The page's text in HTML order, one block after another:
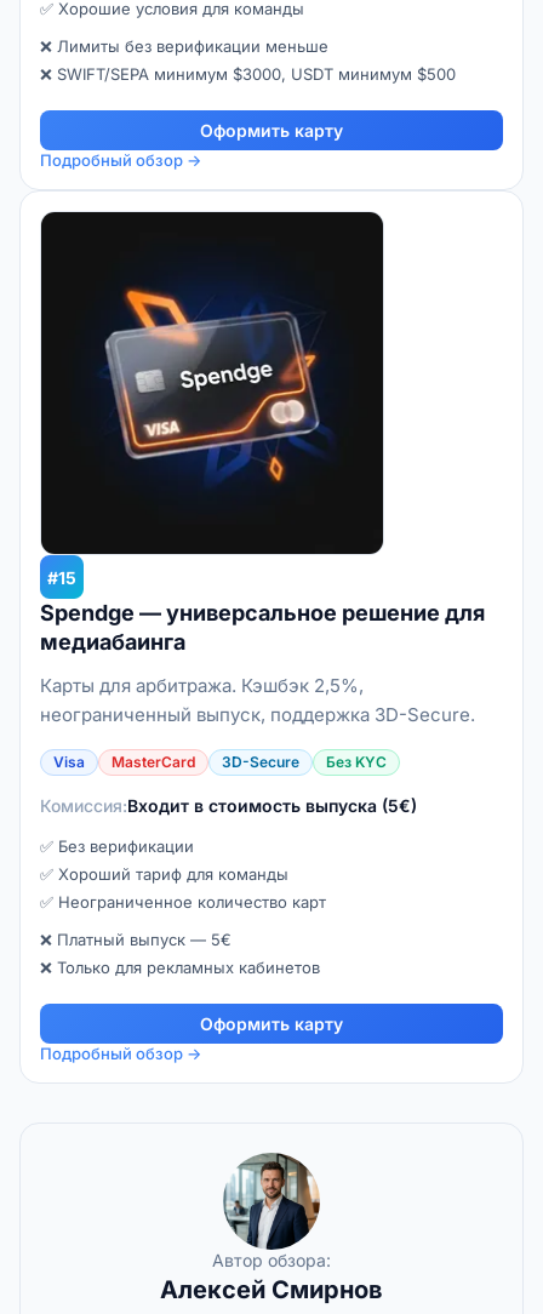
✅ Хорошие условия для команды
❌ Лимиты без верификации меньше
❌ SWIFT/SEPA минимум $3000, USDT минимум $500
Оформить карту
Подробный обзор →
#15
Spendge — универсальное решение для
медиабаинга
Карты для арбитража. Кэшбэк 2,5%,
неограниченный выпуск, поддержка 3D-Secure.
Visa MasterCard 3D-Secure Без KYC
Комиссия:Входит в стоимость выпуска (5€)
✅ Без верификации
✅ Хороший тариф для команды
✅ Неограниченное количество карт
❌ Платный выпуск — 5€
❌ Только для рекламных кабинетов
Оформить карту
Подробный обзор →
Автор обзора:
Алексей Смирнов